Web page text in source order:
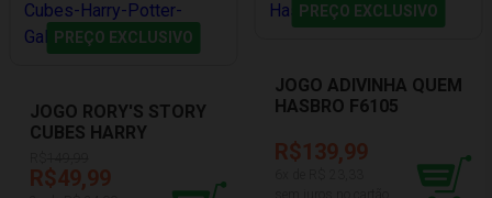
PREÇO EXCLUSIVO
JOGO RORY'S STORY
CUBES HARRY
RSC010
R$49,99
PREÇO EXCLUSIVO
JOGO ADIVINHA QUEM
HASBRO F6105
R$139,99